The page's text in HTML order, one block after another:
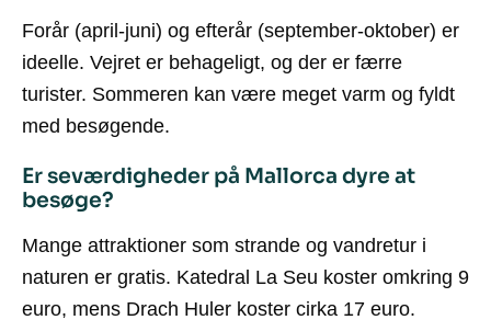
Forår (april-juni) og efterår (september-oktober) er
ideelle. Vejret er behageligt, og der er færre
turister. Sommeren kan være meget varm og fyldt
med besøgende.
Er seværdigheder på Mallorca dyre at
besøge?
Mange attraktioner som strande og vandretur i
naturen er gratis. Katedral La Seu koster omkring 9
euro, mens Drach Huler koster cirka 17 euro.